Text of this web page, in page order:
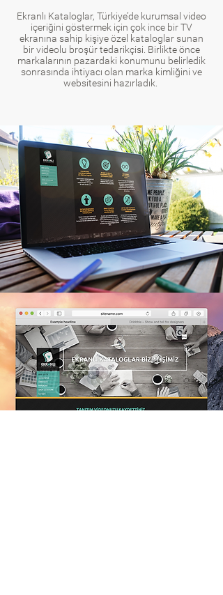
Ekranlı Kataloglar, Türkiye’de kurumsal video
içeriğini göstermek için çok ince bir TV
ekranına sahip kişiye özel kataloglar sunan
bir videolu broşür tedarikçisi. Birlikte önce
markalarının pazardaki konumunu belirledik
sonrasında ihtiyacı olan marka kimliğini ve
websitesini hazırladık.